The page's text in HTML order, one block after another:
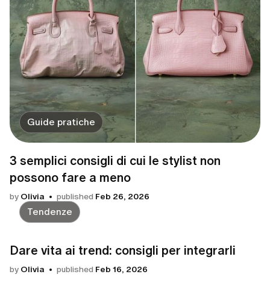
Guide pratiche
3 semplici consigli di cui le stylist non
possono fare a meno
by Olivia published Feb 26, 2026
Tendenze
Dare vita ai trend: consigli per integrarli
by Olivia published Feb 16, 2026